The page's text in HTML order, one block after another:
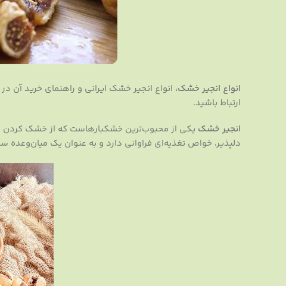
انواع انجیر خشک، انواع انجیر خشک ایرانی و راهنمای خرید آن
ارتباط باشید.
انجیر خشک یکی از محبوب‌ترین خشکبارهاست که از خشک کردن
دلپذیر، خواص تغذیه‌ای فراوانی دارد و به عنوان یک میان‌وعده